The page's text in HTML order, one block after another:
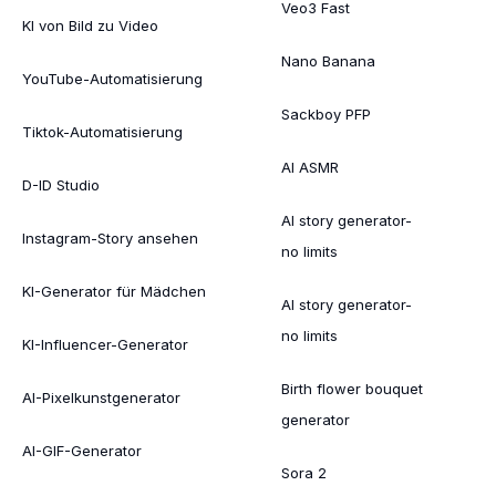
KI von Bild zu Video
YouTube-Automatisierung
Tiktok-Automatisierung
D-ID Studio
Instagram-Story ansehen
KI-Generator für Mädchen
KI-Influencer-Generator
AI-Pixelkunstgenerator
AI-GIF-Generator
Veo3 Fast
Nano Banana
Sackboy PFP
AI ASMR
AI story generator-
no limits
AI story generator-
no limits
Birth flower bouquet
generator
Sora 2